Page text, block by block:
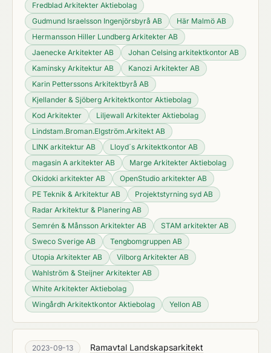
Fredblad Arkitekter Aktiebolag
Gudmund Israelsson Ingenjörsbyrå AB
Här Malmö AB
Hermansson Hiller Lundberg Arkitekter AB
Jaenecke Arkitekter AB
Johan Celsing arkitektkontor AB
Kaminsky Arkitektur AB
Kanozi Arkitekter AB
Karin Petterssons Arkitektbyrå AB
Kjellander & Sjöberg Arkitektkontor Aktiebolag
Kod Arkitekter
Liljewall Arkitekter Aktiebolag
Lindstam.Broman.Elgström.Arkitekt AB
LINK arkitektur AB
Lloyd´s Arkitektkontor AB
magasin A arkitekter AB
Marge Arkitekter Aktiebolag
Okidoki arkitekter AB
OpenStudio arkitekter AB
PE Teknik & Arkitektur AB
Projektstyrning syd AB
Radar Arkitektur & Planering AB
Semrén & Månsson Arkitekter AB
STAM arkitekter AB
Sweco Sverige AB
Tengbomgruppen AB
Utopia Arkitekter AB
Vilborg Arkitekter AB
Wahlström & Steijner Arkitekter AB
White Arkitekter Aktiebolag
Wingårdh Arkitektkontor Aktiebolag
Yellon AB
2023-09-13
Ramavtal Landskapsarkitekt